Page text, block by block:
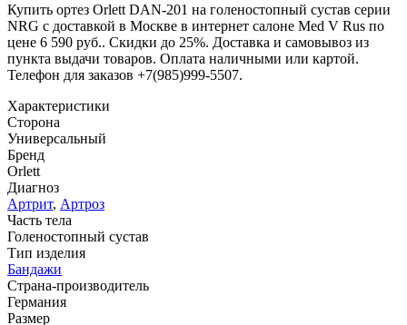
Купить ортез Orlett DAN-201 на голеностопный сустав серии
NRG с доставкой в Москве в интернет салоне Med V Rus по
цене 6 590 руб.. Скидки до 25%. Доставка и самовывоз из
пункта выдачи товаров. Оплата наличными или картой.
Телефон для заказов +7(985)999-5507.
Характеристики
Сторона
Универсальный
Бренд
Orlett
Диагноз
Артрит, Артроз
Часть тела
Голеностопный сустав
Тип изделия
Бандажи
Страна-производитель
Германия
Размер